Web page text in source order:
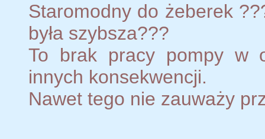
Staromodny do żeberek
była szybsza???
To brak pracy pompy w
innych konsekwencji.
Nawet tego nie zauważy